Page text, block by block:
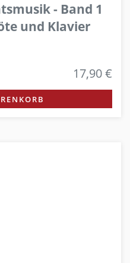
- Band 1
und Klavier
17,90 €